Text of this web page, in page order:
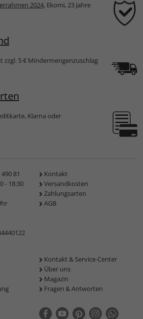
2024, Ekomi, 23 Jahre
zzgl. 5 € Mindermengenzuschlag
Klarna oder
81
- 18:30
Kontakt
Versandkosten
Zahlungsarten
AGB
Kontakt & Service-Center
Über uns
Magazin
Fragen & Antworten